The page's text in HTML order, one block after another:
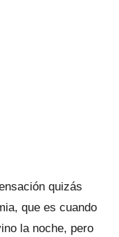
quizás
que es cuando
la noche, pero